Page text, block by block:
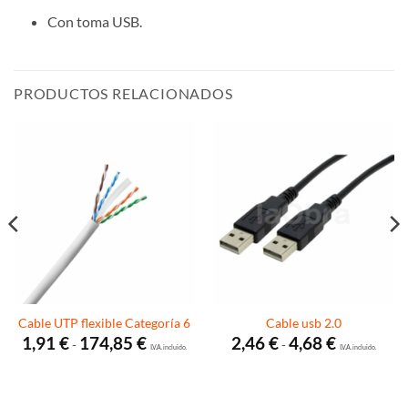
Con toma USB.
PRODUCTOS RELACIONADOS
Cable UTP flexible Categoría 6
1,91€- 174,85 €Rango
de
I.V.A. incluido.
Cable usb 2.0
2,46€-4,68€Rango
de
I.V.A. incluido.